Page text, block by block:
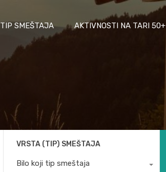
TIP SMEŠTAJA AKTIVNOSTI NA TARI 50+
VRSTA (TIP) SMEŠTAJA
Bilo koji tip smeštaja